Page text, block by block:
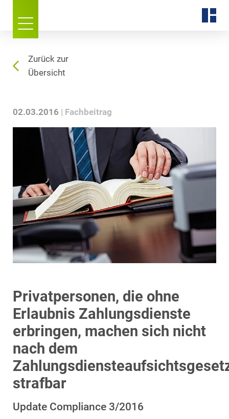
Zurück zur
Übersicht
02.03.2016 Fachbeitrag
Privatpersonen, die ohne
Erlaubnis Zahlungsdienste
erbringen, machen sich nicht
nach dem
strafbar
Update Compliance 3/2016